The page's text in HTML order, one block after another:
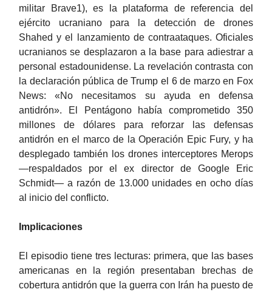
militar Brave1), es la plataforma de referencia del
ejército ucraniano para la detección de drones
Shahed y el lanzamiento de contraataques. Oficiales
ucranianos se desplazaron a la base para adiestrar a
personal estadounidense. La revelación contrasta con
la declaración pública de Trump el 6 de marzo en Fox
News: «No necesitamos su ayuda en defensa
antidrón». El Pentágono había comprometido 350
millones de dólares para reforzar las defensas
antidrón en el marco de la Operación Epic Fury, y ha
desplegado también los drones interceptores Merops
—respaldados por el ex director de Google Eric
Schmidt— a razón de 13.000 unidades en ocho días
al inicio del conflicto.
Implicaciones
El episodio tiene tres lecturas: primera, que las bases
americanas en la región presentaban brechas de
cobertura antidrón que la guerra con Irán ha puesto de